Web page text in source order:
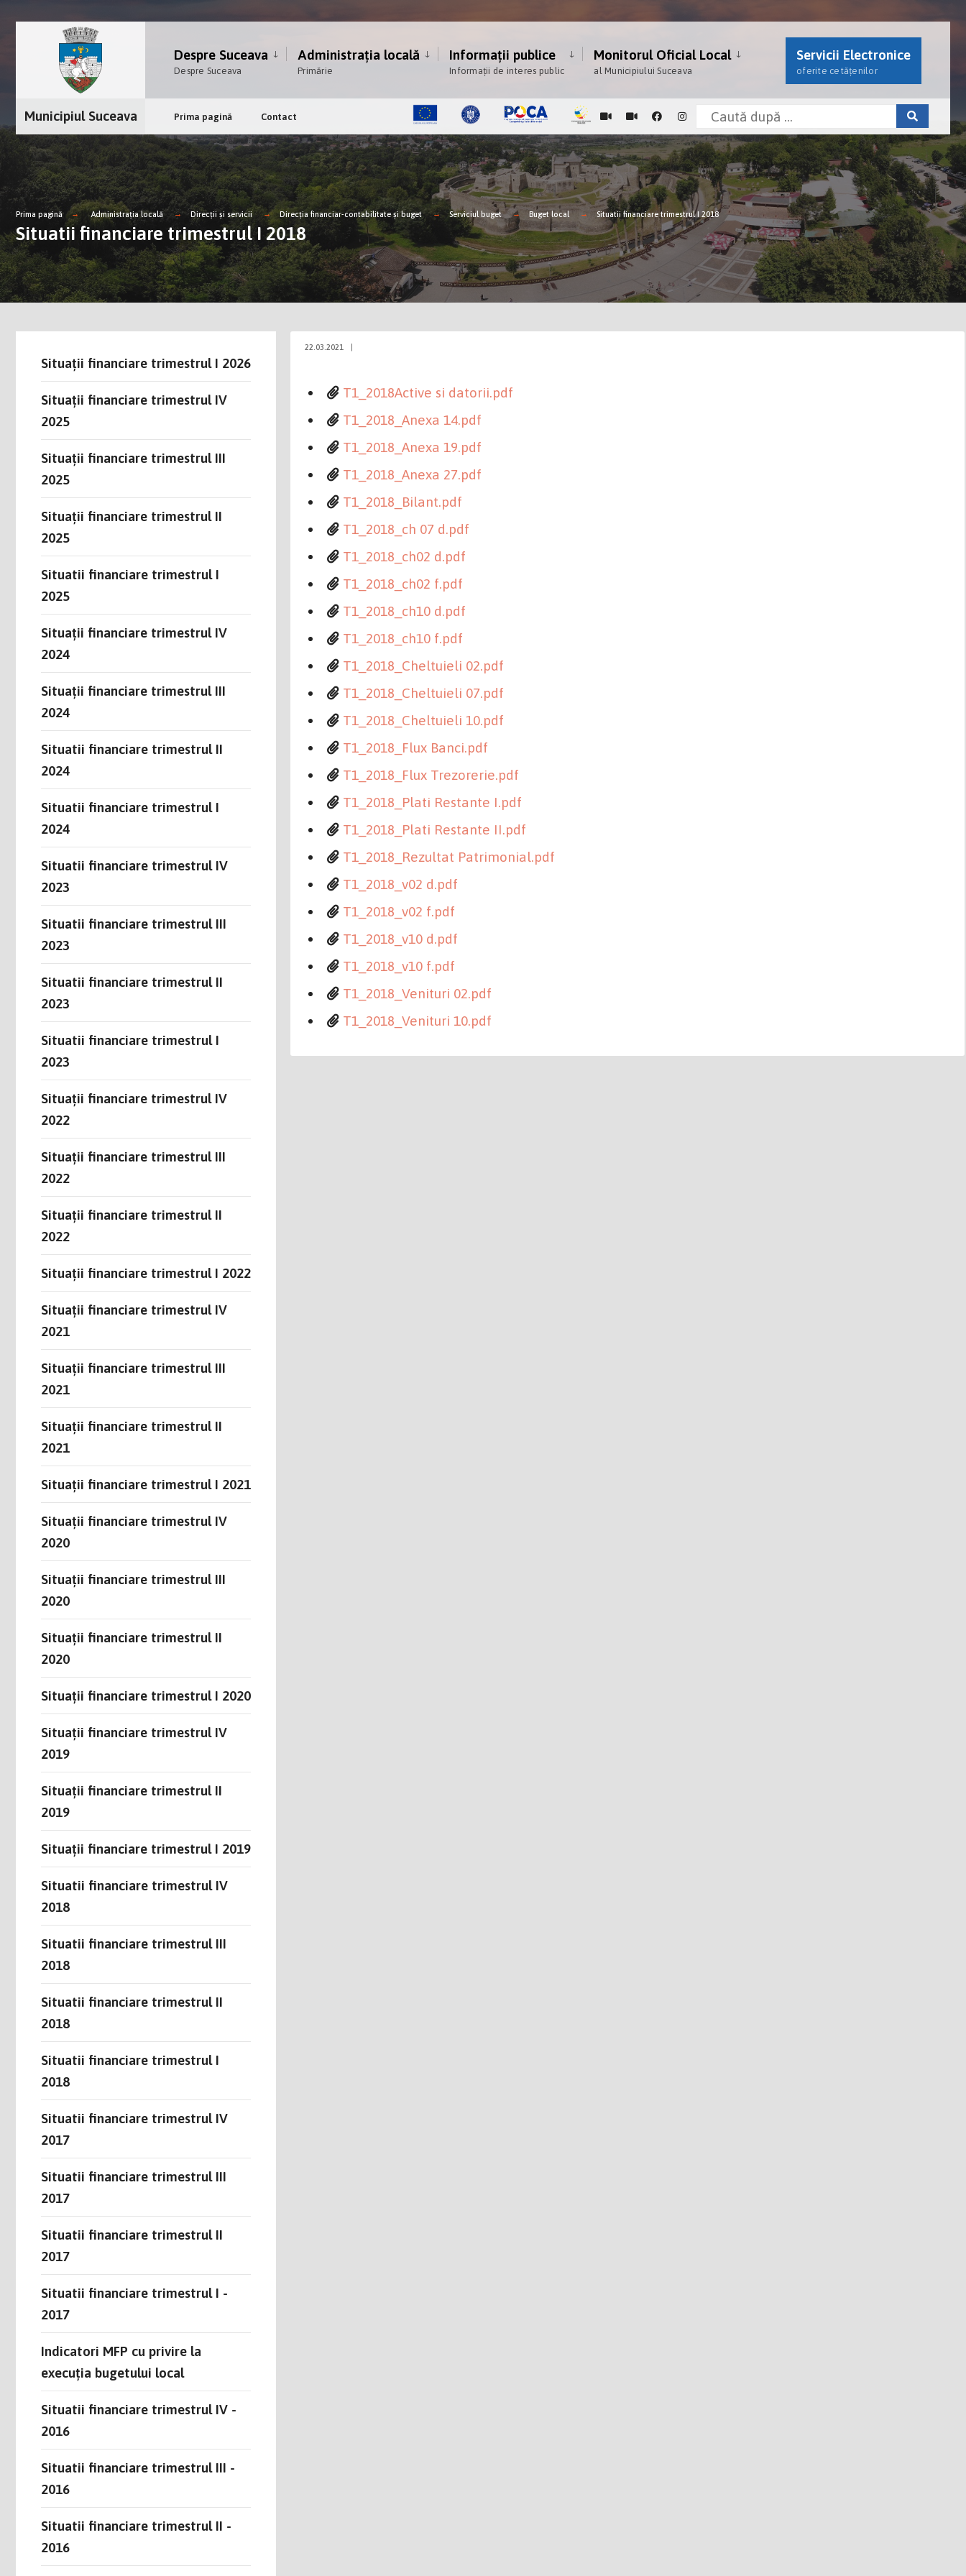
Despre Suceava
Despre Suceava
Administrația locală
Primărie
Informații publice
Informații de interes public
Monitorul Oficial Local
al Municipiului Suceava
Servicii Electronice
oferite cetățenilor
Municipiul Suceava Prima pagină Contact
Prima pagină Administrația locală Direcții și servicii Direcţia financiar-contabilitate şi buget Serviciul buget Buget local Situatii financiare trimestrul I 2018
Situatii financiare trimestrul I 2018
22.03.2021
T1_2018Active si datorii.pdf
T1_2018_Anexa 14.pdf
T1_2018_Anexa 19.pdf
T1_2018_Anexa 27.pdf
T1_2018_Bilant.pdf
T1_2018_ch 07 d.pdf
T1_2018_ch02 d.pdf
T1_2018_ch02 f.pdf
T1_2018_ch10 d.pdf
T1_2018_ch10 f.pdf
T1_2018_Cheltuieli 02.pdf
T1_2018_Cheltuieli 07.pdf
T1_2018_Cheltuieli 10.pdf
T1_2018_Flux Banci.pdf
T1_2018_Flux Trezorerie.pdf
T1_2018_Plati Restante I.pdf
T1_2018_Plati Restante II.pdf
T1_2018_Rezultat Patrimonial.pdf
T1_2018_v02 d.pdf
T1_2018_v02 f.pdf
T1_2018_v10 d.pdf
T1_2018_v10 f.pdf
T1_2018_Venituri 02.pdf
T1_2018_Venituri 10.pdf
Situații financiare trimestrul I 2026
Situații financiare trimestrul IV
2025
Situații financiare trimestrul III
2025
Situații financiare trimestrul II
2025
Situatii financiare trimestrul I
2025
Situații financiare trimestrul IV
2024
Situații financiare trimestrul III
2024
Situatii financiare trimestrul II
2024
Situatii financiare trimestrul I
2024
Situatii financiare trimestrul IV
2023
Situatii financiare trimestrul III
2023
Situatii financiare trimestrul II
2023
Situatii financiare trimestrul I
2023
Situații financiare trimestrul IV
2022
Situații financiare trimestrul III
2022
Situații financiare trimestrul II
2022
Situații financiare trimestrul I 2022
Situații financiare trimestrul IV
2021
Situații financiare trimestrul III
2021
Situații financiare trimestrul II
2021
Situații financiare trimestrul I 2021
Situații financiare trimestrul IV
2020
Situații financiare trimestrul III
2020
Situații financiare trimestrul II
2020
Situații financiare trimestrul I 2020
Situații financiare trimestrul IV
2019
Situații financiare trimestrul II
2019
Situații financiare trimestrul I 2019
Situatii financiare trimestrul IV
2018
Situatii financiare trimestrul III
2018
Situatii financiare trimestrul II
2018
Situatii financiare trimestrul I
2018
Situatii financiare trimestrul IV
2017
Situatii financiare trimestrul III
2017
Situatii financiare trimestrul II
2017
Situatii financiare trimestrul I -
2017
Indicatori MFP cu privire la
execuția bugetului local
Situatii financiare trimestrul IV -
2016
Situatii financiare trimestrul III -
2016
Situatii financiare trimestrul II -
2016